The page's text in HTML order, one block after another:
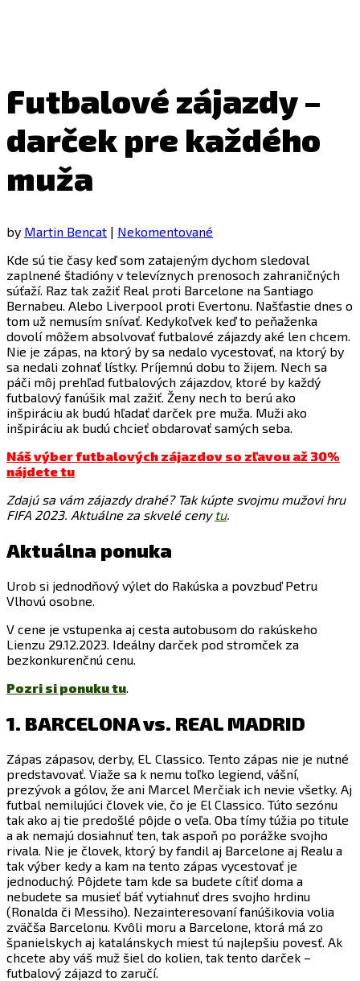
Futbalové zájazdy –
darček pre každého
muža
by Martin Bencat | Nekomentované
Kde sú tie časy keď som zatajeným dychom sledoval
zaplnené štadióny v televíznych prenosoch zahraničných
súťaží. Raz tak zažiť Real proti Barcelone na Santiago
Bernabeu. Alebo Liverpool proti Evertonu. Našťastie dnes o
tom už nemusím snívať. Kedykoľvek keď to peňaženka
dovolí môžem absolvovať futbalové zájazdy aké len chcem.
Nie je zápas, na ktorý by sa nedalo vycestovať, na ktorý by
sa nedali zohnať lístky. Príjemnú dobu to žijem. Nech sa
páči môj prehľad futbalových zájazdov, ktoré by každý
futbalový fanúšik mal zažiť. Ženy nech to berú ako
inšpiráciu ak budú hľadať darček pre muža. Muži ako
inšpiráciu ak budú chcieť obdarovať samých seba.
Náš výber futbalových zájazdov so zľavou až 30%
nájdete tu
Zdajú sa vám zájazdy drahé? Tak kúpte svojmu mužovi hru
FIFA 2023. Aktuálne za skvelé ceny tu.
Aktuálna ponuka
Urob si jednodňový výlet do Rakúska a povzbuď Petru
Vlhovú osobne.
V cene je vstupenka aj cesta autobusom do rakúskeho
Lienzu 29.12.2023. Ideálny darček pod stromček za
bezkonkurenčnú cenu.
Pozri si ponukutu.
1. BARCELONA vs. REAL MADRID
Zápas zápasov, derby, EL Classico. Tento zápas nie je nutné
predstavovať. Viaže sa k nemu toľko legiend, vášní,
prezývok a gólov, že ani Marcel Merčiak ich nevie všetky. Aj
futbal nemilujúci človek vie, čo je El Classico. Túto sezónu
tak ako aj tie predošlé pôjde o veľa. Oba tímy túžia po titule
a ak nemajú dosiahnuť ten, tak aspoň po porážke svojho
rivala. Nie je človek, ktorý by fandil aj Barcelone aj Realu a
tak výber kedy a kam na tento zápas vycestovať je
jednoduchý. Pôjdete tam kde sa budete cítiť doma a
nebudete sa musieť báť vytiahnuť dres svojho hrdinu
(Ronalda či Messiho). Nezainteresovaní fanúšikovia volia
zväčša Barcelonu. Kvôli moru a Barcelone, ktorá má zo
španielskych aj katalánskych miest tú najlepšiu povesť. Ak
chcete aby váš muž šiel do kolien, tak tento darček –
futbalový zájazd to zaručí.